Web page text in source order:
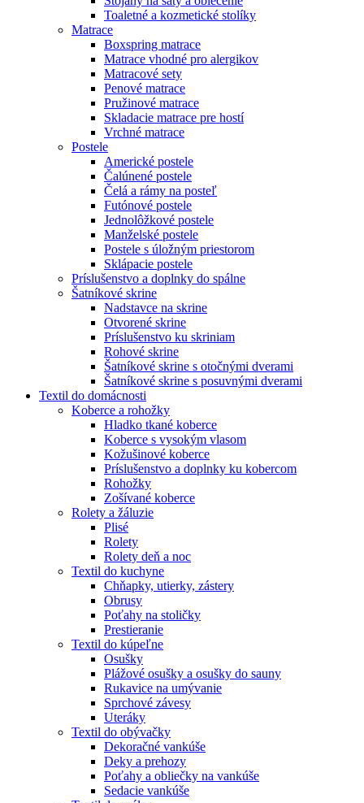
Toaletné a kozmetické stolíky
Matrace
Boxspring matrace
Matrace vhodné pro alergikov
Matracové sety
Penové matrace
Pružinové matrace
Skladacie matrace pre hostí
Vrchné matrace
Postele
Americké postele
Čalúnené postele
Čelá a rámy na posteľ
Futónové postele
Jednolôžkové postele
Manželské postele
Postele s úložným priestorom
Sklápacie postele
Príslušenstvo a doplnky do spálne
Šatníkové skrine
Nadstavce na skrine
Otvorené skrine
Príslušenstvo ku skriniam
Rohové skrine
Šatníkové skrine s otočnými dverami
Šatníkové skrine s posuvnými dverami
Textil do domácnosti
Koberce a rohožky
Hladko tkané koberce
Koberce s vysokým vlasom
Kožušinové koberce
Príslušenstvo a doplnky ku kobercom
Rohožky
Zošívané koberce
Rolety a žáluzie
Plisé
Rolety
Rolety deň a noc
Textil do kuchyne
Chňapky, utierky, zástery
Obrusy
Poťahy na stoličky
Prestieranie
Textil do kúpeľne
Osušky
Plážové osušky a osušky do sauny
Rukavice na umývanie
Sprchové závesy
Uteráky
Textil do obývačky
Dekoračné vankúše
Deky a prehozy
Poťahy a obliečky na vankúše
Sedacie vankúše